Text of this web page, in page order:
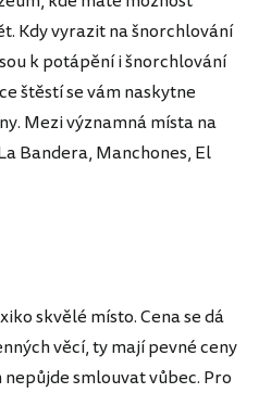
Kdy vyrazit na šnorchlování
k potápění i šnorchlování
štěstí se vám naskytne
Mezi významná místa na
Bandera, Manchones, El
skvělé místo. Cena se dá
věcí, ty mají pevné ceny
smlouvat vůbec. Pro